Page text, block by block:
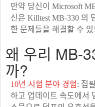
만약 당신이 Microsoft
신은 Killtest MB-330 의
한 문제들을 해결할 수
왜 우리 MB-
까?
10년 시험 분야 경험: 집
하고 업데이트 속도에서